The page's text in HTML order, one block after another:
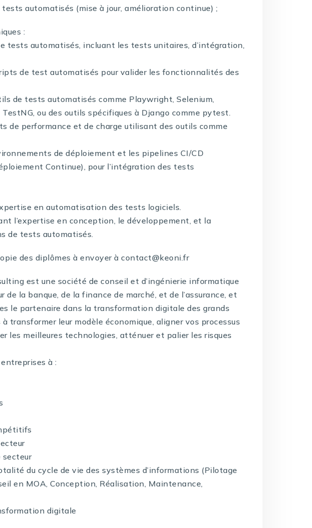
automatisés (mise à jour, amélioration continue) ;
:
tests automatisés, incluant les tests unitaires, d’intégration,
de test automatisés pour valider les fonctionnalités des
de tests automatisés comme Playwright, Selenium,
TestNG, ou des outils spécifiques à Django comme pytest.
de performance et de charge utilisant des outils comme
de déploiement et les pipelines CI/CD
Continue), pour l’intégration des tests
en automatisation des tests logiciels.
l’expertise en conception, le développement, et la
de tests automatisés.
des diplômes à envoyer à contact@keoni.fr
est une société de conseil et d’ingénierie informatique
de la banque, de la finance de marché, et de l’assurance, et
le partenaire dans la transformation digitale des grands
transformer leur modèle économique, aligner vos processus
les meilleures technologies, atténuer et palier les risques
à :
secteur
du cycle de vie des systèmes d’informations (Pilotage
en MOA, Conception, Réalisation, Maintenance,
digitale